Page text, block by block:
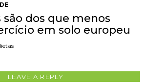
são dos que menos
em solo europeu
LEAVE A REPLY